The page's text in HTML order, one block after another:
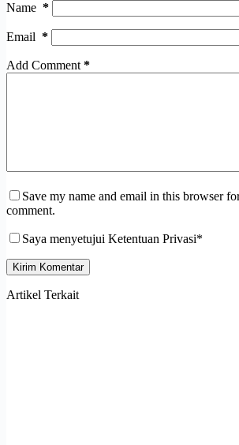
Name *
Email *
Add Comment *
Save my name and email in this browser
comment.
Saya menyetujui Ketentuan Privasi*
Kirim Komentar
Artikel Terkait